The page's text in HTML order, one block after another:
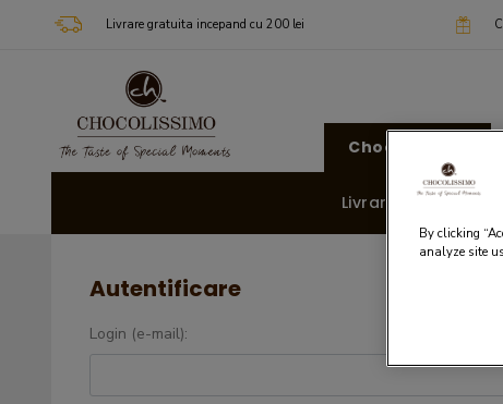
Livrare gratuita incepand cu 200 lei
Chocolissimo
Livrare rapida 🚚
Autentificare
Login (e-mail):
By clicking
analyze site